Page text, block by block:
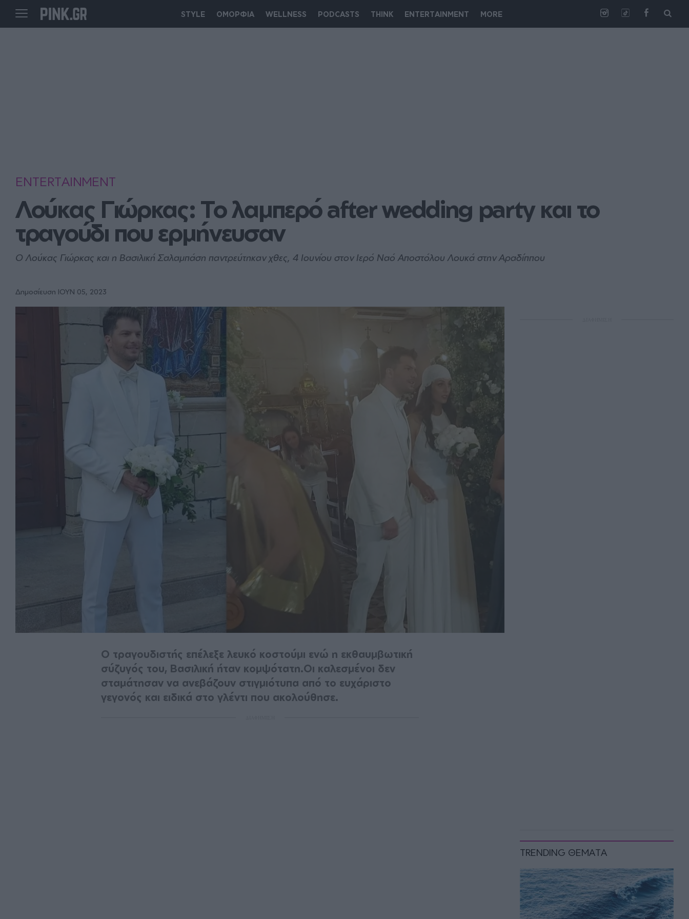
STYLE ΟΜΟΡΦΙΑ WELLNESS PODCASTS THINK ENTERTAINMENT MORE
ENTERTAINMENT
Λούκας Γιώρκας: Το λαμπερό after wedding party και το
τραγούδι που ερμήνευσαν
Ο Λούκας Γιώρκας και η Βασιλική Σαλαμπάση παντρεύτηκαν χθες, 4 Ιουνίου στον Ιερό Ναό Αποστόλου Λουκά στην Αραδίππου
Δημοσίευση ΙΟΥΝ 05, 2023
TRENDING ΘΕΜΑΤΑ
Ο τραγουδιστής επέλεξε λευκό κοστούμι ενώ η εκθαυμβωτική
σύζυγός του, Βασιλική ήταν κομψότατη.Οι καλεσμένοι δεν
σταμάτησαν να ανεβάζουν στιγμιότυπα από το ευχάριστο
γεγονός και ειδικά στο γλέντι που ακολούθησε.